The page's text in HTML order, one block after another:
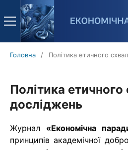
Головна / Політика етичного
Політика етичного
досліджень
Журнал «Економічна
принципів академічної